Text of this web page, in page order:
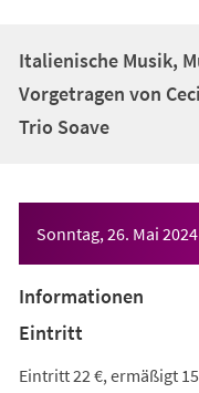
Italienische Musik,
Vorgetragen von
Trio Soave
Sonntag, 26. Mai 2024
Informationen
Eintritt
Eintritt 22 €, ermäßigt